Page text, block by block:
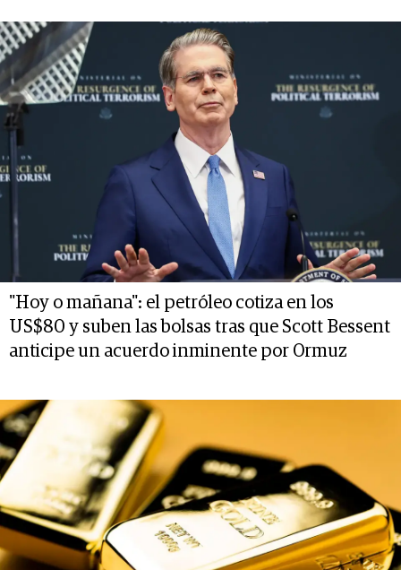
"Hoy o mañana": el petróleo cotiza en los
US$80 y suben las bolsas tras que Scott Bessent
anticipe un acuerdo inminente por Ormuz